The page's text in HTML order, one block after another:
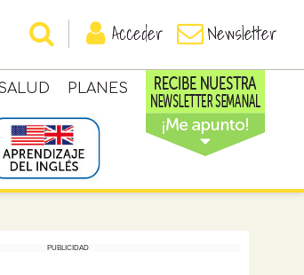
Acceder Newsletter
PLANES
PUBLICIDAD